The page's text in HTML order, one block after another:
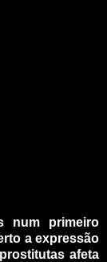
num primeiro
a expressão
afeta